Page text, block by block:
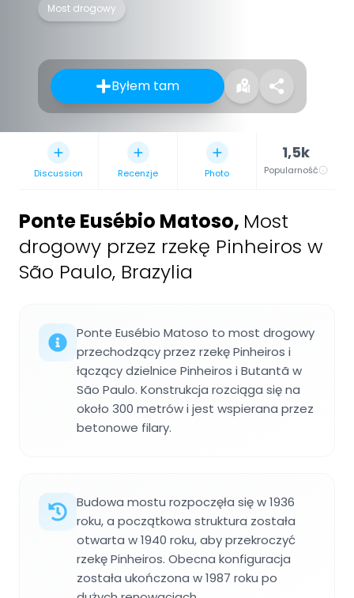
Most drogowy
Byłem tam
Discussion Recenzje Photo
1,5k
Popularność
Ponte Eusébio Matoso, Most
drogowy przez rzekę Pinheiros w
São Paulo, Brazylia
Ponte Eusébio Matoso to most drogowy
przechodzący przez rzekę Pinheiros i
łączący dzielnice Pinheiros i Butantã w
São Paulo. Konstrukcja rozciąga się na
około 300 metrów i jest wspierana przez
betonowe filary.
Budowa mostu rozpoczęła się w 1936
roku, a początkowa struktura została
otwarta w 1940 roku, aby przekroczyć
rzekę Pinheiros. Obecna konfiguracja
została ukończona w 1987 roku po